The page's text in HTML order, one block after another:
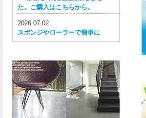
た。ご購入はこちらから。
2026.07.02
スポンジやローラーで簡単に
塗ってはがせる目かくし用水
イントが新しく販売開始致し
ました。ご購入はこちらか
ら。
2026.06.30
ウレタン特有の網目構造の反
応塗膜は、強靭で耐衝撃性、